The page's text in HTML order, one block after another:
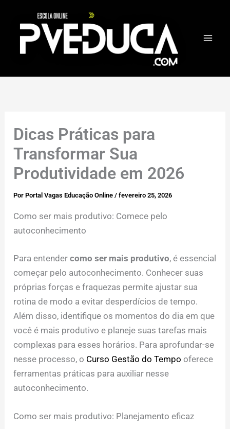
Dicas Práticas para
Transformar Sua
Produtividade em 2026
PorPortal Vagas Educação Online/fevereiro 25, 2026
Como ser mais produtivo: Comece pelo
autoconhecimento
Para entendercomo ser mais produtivo, é essencial
começar pelo autoconhecimento. Conhecer suas
próprias forças e fraquezas permite ajustar sua
rotina de modo a evitar desperdícios de tempo.
Além disso, identifique os momentos do dia em que
você é mais produtivo e planeje suas tarefas mais
complexas para esses horários. Para aprofundar-se
nesse processo, o Curso Gestão do Tempo oferece
ferramentas práticas para auxiliar nesse
autoconhecimento.
Como ser mais produtivo: Planejamento eficaz